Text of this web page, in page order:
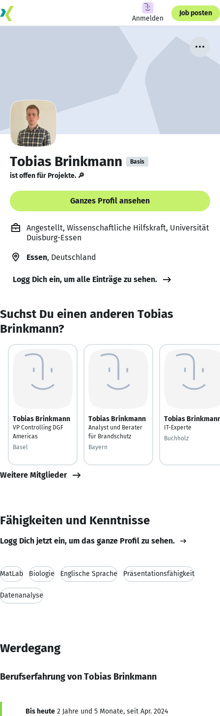
Anmelden
Job posten
Tobias Brinkmann Basis
ist offen für Projekte. 🔎
Ganzes Profil ansehen
Angestellt, Wissenschaftliche Hilfskraft, Universität
Duisburg-Essen
Essen, Deutschland
Logg Dich ein, um alle Einträge zu sehen.
Suchst Du einen anderen Tobias
Brinkmann?
Tobias Brinkmann
VP Controlling DGF
Americas
Basel
Tobias Brinkmann
Analyst und Berater
für Brandschutz
Bayern
Tobias
IT-Experte
Buchholz
Weitere Mitglieder
Fähigkeiten und Kenntnisse
Logg Dich jetzt ein, um das ganze Profil zu sehen.
MatLab Biologie Englische Sprache Präsentationsfähigkeit
Datenanalyse
Werdegang
Berufserfahrung von Tobias Brinkmann
Bis heute 2 Jahre und 5 Monate, seit Apr. 2024